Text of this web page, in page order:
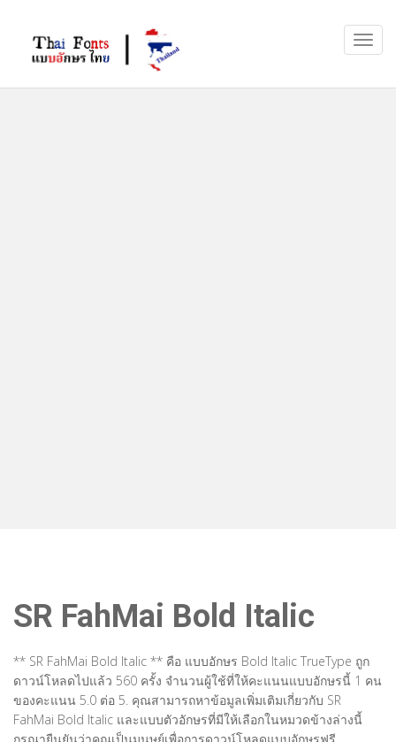
SR FahMai Bold Italic
** SR FahMai Bold Italic ** คือ แบบอักษร Bold Italic TrueType ถูก
ดาวน์โหลดไปแล้ว 560 ครั้ง จำนวนผู้ใช้ที่ให้คะแนนแบบอักษรนี้ 1 คน
ของคะแนน 5.0 ต่อ 5. คุณสามารถหาข้อมูลเพิ่มเติมเกี่ยวกับ SR
FahMai Bold Italic และแบบตัวอักษรที่มีให้เลือกในหมวดข้างล่างนี้